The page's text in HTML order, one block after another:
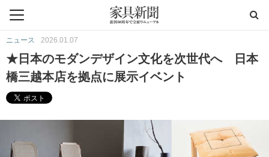
ニュース 2026.01.07
★日本のモダンデザイン文化を次世代へ 日本
橋三越本店を拠点に展示イベント